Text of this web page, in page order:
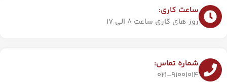
ساعت کاری:
روز های کاری ساعت 8 الی 17
شماره تماس:
021-91001014